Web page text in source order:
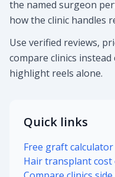
the named surgeon
how the clinic handles
Use verified reviews,
compare clinics
highlight reels alone.
Quick links
Free graft calculator
Hair transplant cost